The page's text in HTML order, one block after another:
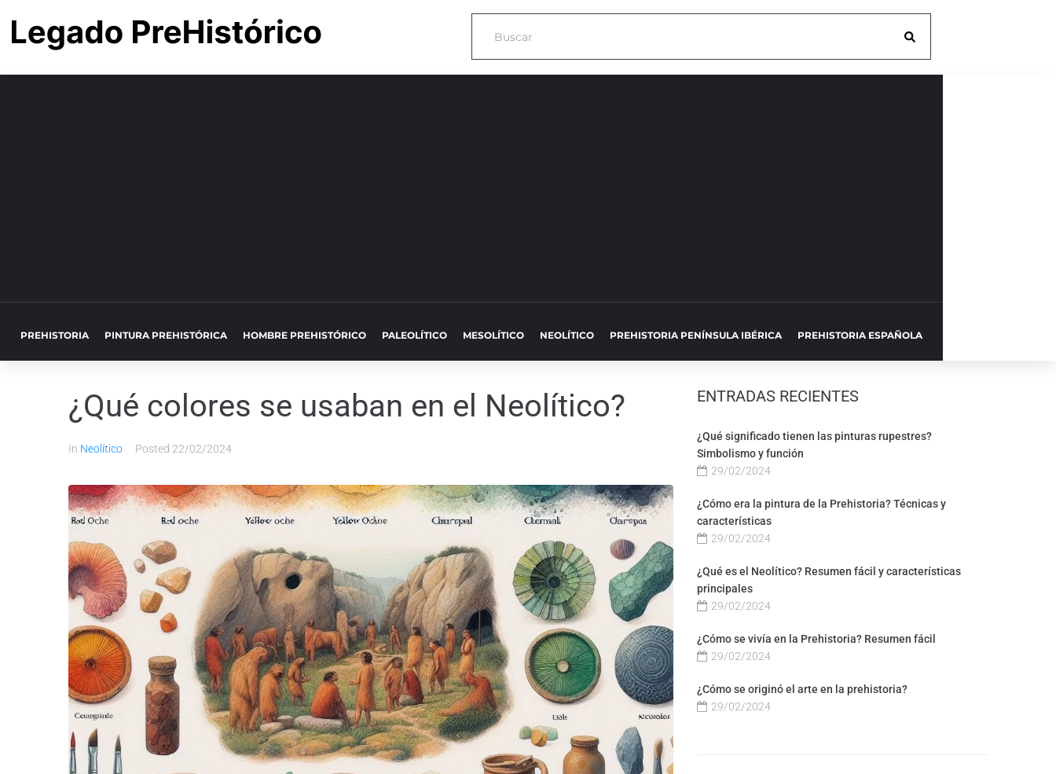
PREHISTORIA PINTURA PREHISTÓRICA HOMBRE PREHISTÓRICO PALEOLÍTICO MESOLÍTICO NEOLÍTICO PREHISTORIA PENÍNSULA IBÉRICA PREHISTORIA ESPAÑOLA
¿Qué colores se usaban en el Neolítico?
In Neolítico Posted 22/02/2024
ENTRADAS RECIENTES
¿Qué significado tienen las pinturas rupestres?
Simbolismo y función
29/02/2024
¿Cómo era la pintura de la Prehistoria? Técnicas y
características
29/02/2024
¿Qué es el Neolítico? Resumen fácil y características
principales
29/02/2024
¿Cómo se vivía en la Prehistoria? Resumen fácil
29/02/2024
¿Cómo se originó el arte en la prehistoria?
29/02/2024